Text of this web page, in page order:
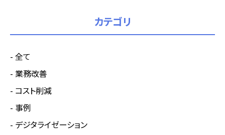
カテゴリ
全て
業務改善
コスト削減
事例
デジタライゼーション